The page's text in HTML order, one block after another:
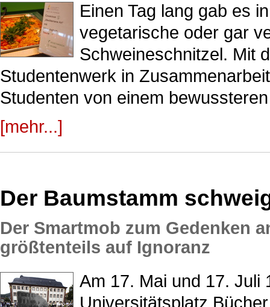
Einen Tag lang gab es
vegetarische oder gar
Schweineschnitzel. Mit
Studentenwerk in
Studenten von einem
[mehr...]
Der Baumstamm
Der Smartmob zum Gedenken
größtenteils auf Ignoranz
Am 17. Mai und 17. Juli
Universitätsplatz